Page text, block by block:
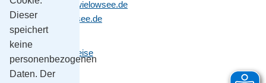
Dieser
speichert
keine
personenbezogenen
Daten. Der
gemeinde@schwielowsee.de
www.schwielowsee.de
Kontakt & Anreise
Impressum